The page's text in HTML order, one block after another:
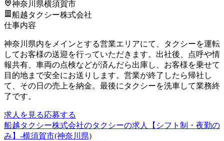
神奈川県横須賀市
船越タクシー株式会社
仕事内容
神奈川県内をメインとする営業エリアにて、タクシーを運転
してお客様の送迎を行っていただきます。出社後、点呼や情
報共有、車両の点検などが済んだら出庫し、お客様を乗せて
目的地まで安全にお送りします。営業が終了したら帰社し
て、その日の売上を納金。最後にタクシーを洗車して業務終
了です。
求人を見る応募する
船越タクシー株式会社のタクシーの求人【シフト制・夜勤の
み】-横須賀市(神奈川県)